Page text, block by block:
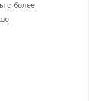
с более